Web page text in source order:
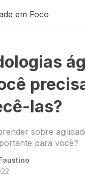
em Foco
las?
sobre
para você?